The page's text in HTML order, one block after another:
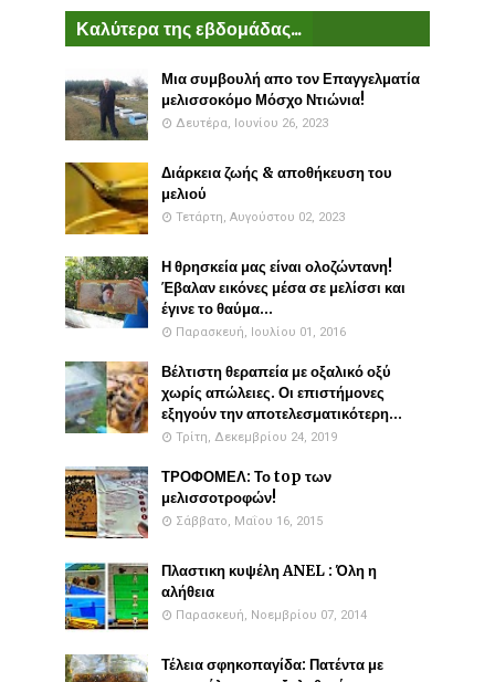
Καλύτερα της εβδομάδας...
Μια συμβουλή απο τον Επαγγελματία
μελισσοκόμο Μόσχο Ντιώνια!
Δευτέρα, Ιουνίου 26, 2023
Διάρκεια ζωής & αποθήκευση του
μελιού
Τετάρτη, Αυγούστου 02, 2023
Η θρησκεία μας είναι ολοζώντανη!
Έβαλαν εικόνες μέσα σε μελίσσι και
έγινε το θαύμα...
Παρασκευή, Ιουλίου 01, 2016
Βέλτιστη θεραπεία με οξαλικό οξύ
χωρίς απώλειες. Οι επιστήμονες
εξηγούν την αποτελεσματικότερη...
Τρίτη, Δεκεμβρίου 24, 2019
ΤΡΟΦΟΜΕΛ: Το top των
μελισσοτροφών!
Σάββατο, Μαΐου 16, 2015
Πλαστικη κυψέλη ANEL : Όλη η
αλήθεια
Παρασκευή, Νοεμβρίου 07, 2014
Τέλεια σφηκοπαγίδα: Πατέντα με